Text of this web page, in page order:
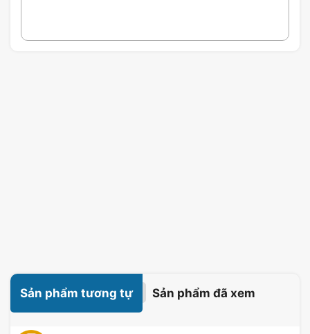
Sản phẩm tương tự Sản phẩm đã xem